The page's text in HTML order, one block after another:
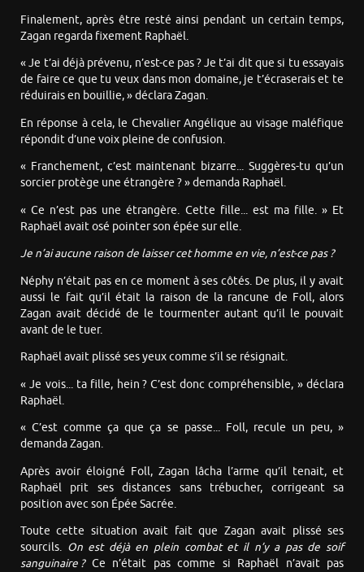
Finalement, après être resté ainsi pendant un certain temps,
Zagan regarda fixement Raphaël.
« Je t’ai déjà prévenu, n’est-ce pas ? Je t’ai dit que si tu essayais
de faire ce que tu veux dans mon domaine, je t’écraserais et te
réduirais en bouillie, » déclara Zagan.
En réponse à cela, le Chevalier Angélique au visage maléfique
répondit d’une voix pleine de confusion.
« Franchement, c’est maintenant bizarre... Suggères-tu qu’un
sorcier protège une étrangère ? » demanda Raphaël.
« Ce n’est pas une étrangère. Cette fille... est ma fille. » Et
Raphaël avait osé pointer son épée sur elle.
Je n’ai aucune raison de laisser cet homme en vie, n’est-ce pas ?
Néphy n’était pas en ce moment à ses côtés. De plus, il y avait
aussi le fait qu’il était la raison de la rancune de Foll, alors
Zagan avait décidé de le tourmenter autant qu’il le pouvait
avant de le tuer.
Raphaël avait plissé ses yeux comme s’il se résignait.
« Je vois... ta fille, hein ? C’est donc compréhensible, » déclara
Raphaël.
« C’est comme ça que ça se passe... Foll, recule un peu, »
demanda Zagan.
Après avoir éloigné Foll, Zagan lâcha l’arme qu’il tenait, et
Raphaël prit ses distances sans trébucher, corrigeant sa
position avec son Épée Sacrée.
Toute cette situation avait fait que Zagan avait plissé ses
sourcils. On est déjà en plein combat et il n’y a pas de soif
sanguinaire ? Ce n’était pas comme si Raphaël n’avait pas